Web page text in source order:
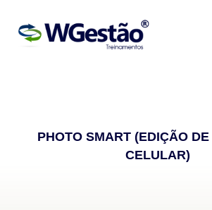
PHOTO SMART (EDIÇÃO
CELULAR)